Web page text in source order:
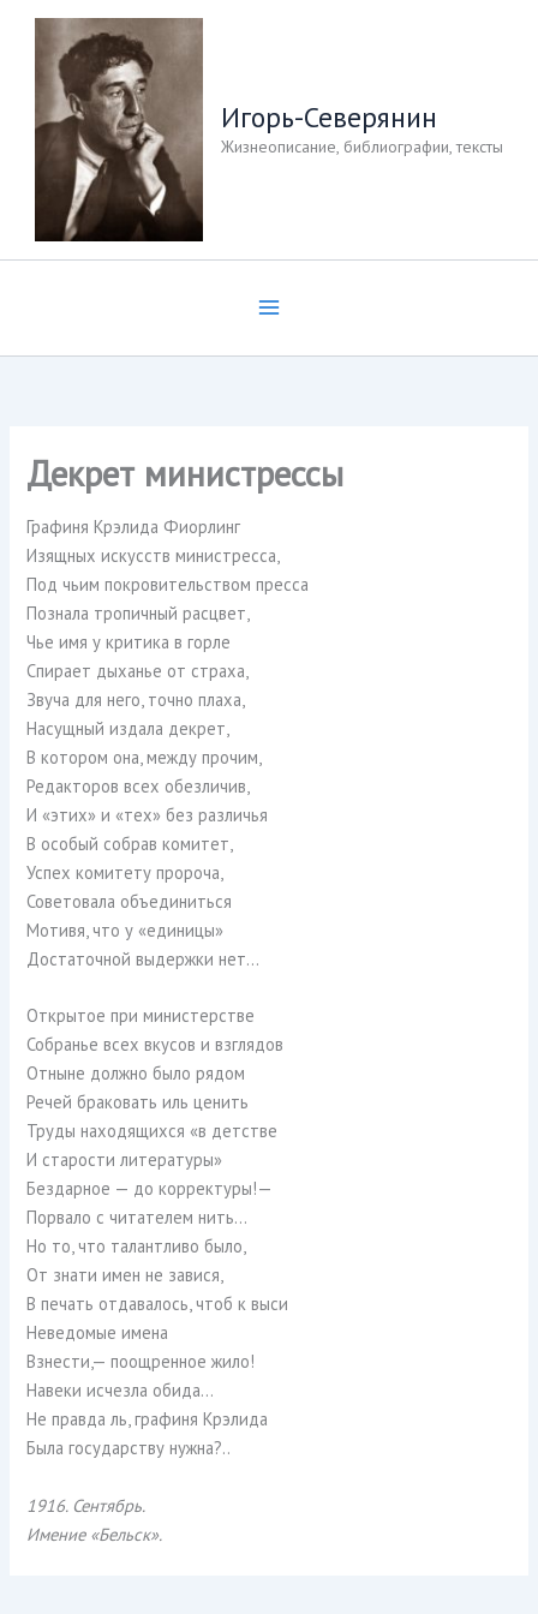
Перейти
содержимому
Игорь-Северянин
Жизнеописание, библиографии, тексты
Декрет министрессы
Графиня Крэлида Фиорлинг
Изящных искусств министресса,
Под чьим покровительством пресса
Познала тропичный расцвет,
Чье имя у критика в горле
Спирает дыханье от страха,
Звуча для него, точно плаха,
Насущный издала декрет,
В котором она, между прочим,
Редакторов всех обезличив,
И «этих» и «тех» без различья
В особый собрав комитет,
Успех комитету пророча,
Советовала объединиться
Мотивя, что у «единицы»
Достаточной выдержки нет…
Открытое при министерстве
Собранье всех вкусов и взглядов
Отныне должно было рядом
Речей браковать иль ценить
Труды находящихся «в детстве
И старости литературы»
Бездарное — до корректуры!—
Порвало с читателем нить…
Но то, что талантливо было,
От знати имен не завися,
В печать отдавалось, чтоб к выси
Неведомые имена
Взнести,— поощренное жило!
Навеки исчезла обида…
Не правда ль, графиня Крэлида
Была государству нужна?..
1916. Сентябрь.
Имение «Бельск».